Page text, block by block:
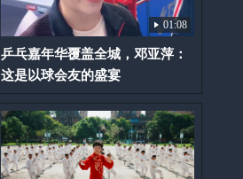
01:08
乒乓嘉年华覆盖全城，邓亚萍：
这是以球会友的盛宴